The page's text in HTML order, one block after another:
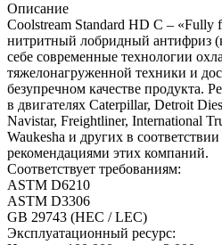
Описание
Coolstream Standard HD C – «Fully
нитритный лобридный антифриз
себе современные технологии
тяжелонагруженной техники и
безупречном качестве продукта.
в двигателях Caterpillar, Detroit
Navistar, Freightliner, International
Waukesha и других в
рекомендациями этих компаний.
Соответствует требованиям:
ASTM D6210
ASTM D3306
GB 29743 (HEC / LEC)
Эксплуатационный ресурс: